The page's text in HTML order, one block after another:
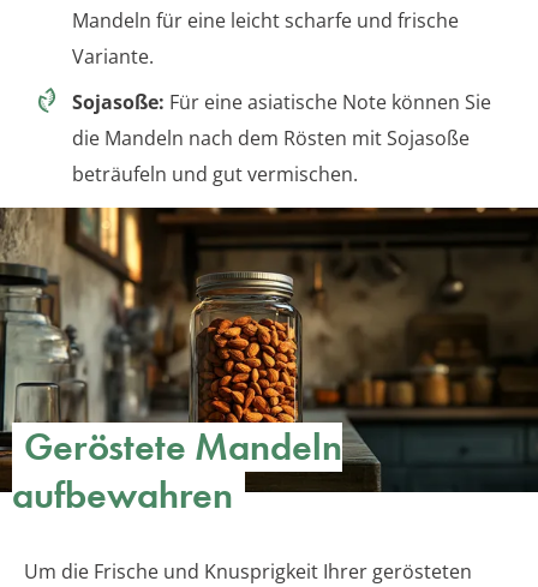
Mandeln für eine leicht scharfe und frische
Variante.
Sojasoße: Für eine asiatische Note können Sie
die Mandeln nach dem Rösten mit Sojasoße
beträufeln und gut vermischen.
Geröstete Mandeln
aufbewahren
Um die Frische und Knusprigkeit Ihrer gerösteten